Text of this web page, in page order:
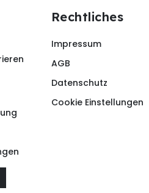
Rechtliches
Impressum
AGB
Datenschutz
Cookie Einstellungen